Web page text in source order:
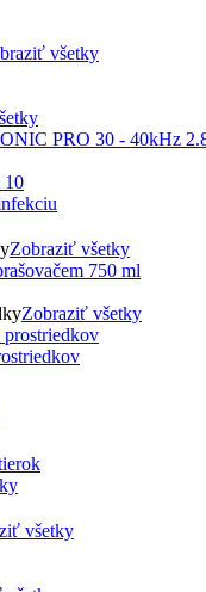
všetky
Zobraziť všetky
Zobraziť všetky
všetky